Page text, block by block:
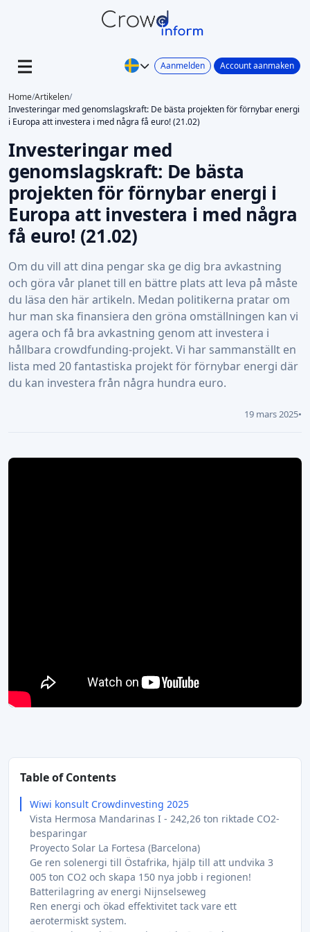
Aanmelden Account aanmaken
Home/Artikelen/
Investeringar med genomslagskraft: De bästa projekten för förnybar energi
i Europa att investera i med några få euro! (21.02)
Investeringar med
genomslagskraft: De bästa
projekten för förnybar energi i
Europa att investera i med några
få euro! (21.02)
Om du vill att dina pengar ska ge dig bra avkastning
och göra vår planet till en bättre plats att leva på måste
du läsa den här artikeln. Medan politikerna pratar om
hur man ska finansiera den gröna omställningen kan vi
agera och få bra avkastning genom att investera i
hållbara crowdfunding-projekt. Vi har sammanställt en
lista med 20 fantastiska projekt för förnybar energi där
du kan investera från några hundra euro.
19 mars 2025•
Table of Contents
Wiwi konsult Crowdinvesting 2025
Vista Hermosa Mandarinas I - 242,26 ton riktade CO2-
besparingar
Proyecto Solar La Fortesa (Barcelona)
Ge ren solenergi till Östafrika, hjälp till att undvika 3
005 ton CO2 och skapa 150 nya jobb i regionen!
Batterilagring av energi Nijnselseweg
Ren energi och ökad effektivitet tack vare ett
aerotermiskt system.